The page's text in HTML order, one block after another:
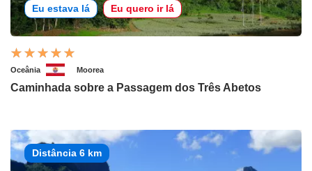
Eu estava lá Eu quero ir lá
Oceânia Moorea
Caminhada sobre a Passagem dos Três Abetos
Distância 6 km